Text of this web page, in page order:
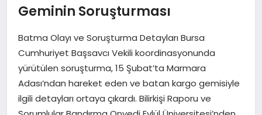
EĞITIM
MAGAZIN
SAĞLIK
Geminin Soruşturması
Batma Olayı ve Soruşturma Detayları Bursa
Cumhuriyet Başsavcı Vekili koordinasyonunda
yürütülen soruşturma, 15 Şubat’ta Marmara
Adası’ndan hareket eden ve batan kargo gemisiyle
ilgili detayları ortaya çıkardı. Bilirkişi Raporu ve